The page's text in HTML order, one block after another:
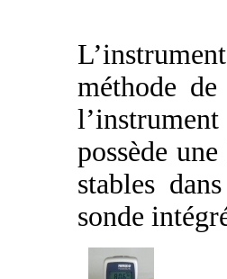
L’instrument
méthode de
possède
stables
sonde